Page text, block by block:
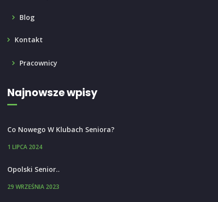
Blog
Kontakt
Pracownicy
Najnowsze wpisy
Co Nowego W Klubach Seniora?
1 LIPCA 2024
Opolski Senior..
29 WRZEŚNIA 2023